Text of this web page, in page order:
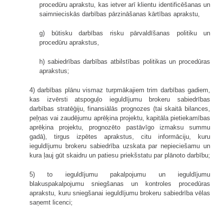
procedūru aprakstu, kas ietver arī klientu identificēšanas un
saimnieciskās darbības pārzināšanas kārtības aprakstu,
g) būtisku darbības risku pārvaldīšanas politiku un
procedūru aprakstus,
h) sabiedrības darbības atbilstības politikas un procedūras
aprakstus;
4) darbības plānu vismaz turpmākajiem trim darbības gadiem,
kas izvērsti atspoguļo ieguldījumu brokeru sabiedrības
darbības stratēģiju, finansiālās prognozes (tai skaitā bilances,
peļņas vai zaudējumu aprēķina projektu, kapitāla pietiekamības
aprēķina projektu, prognozēto pastāvīgo izmaksu summu
gadā), tirgus izpētes aprakstus, citu informāciju, kuru
ieguldījumu brokeru sabiedrība uzskata par nepieciešamu un
kura ļauj gūt skaidru un patiesu priekšstatu par plānoto darbību;
5) to ieguldījumu pakalpojumu un ieguldījumu
blakuspakalpojumu sniegšanas un kontroles procedūras
aprakstu, kuru sniegšanai ieguldījumu brokeru sabiedrība vēlas
saņemt licenci;